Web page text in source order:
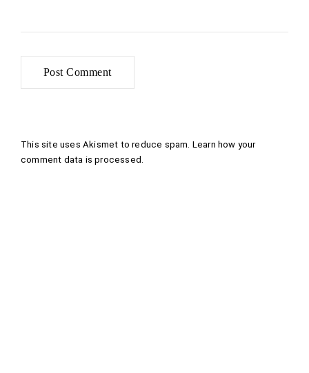
This site uses Akismet to reduce spam. Learn how your
comment data is processed .